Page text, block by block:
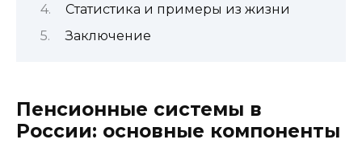
Статистика и примеры из жизни
Заключение
Пенсионные системы в
России: основные компоненты